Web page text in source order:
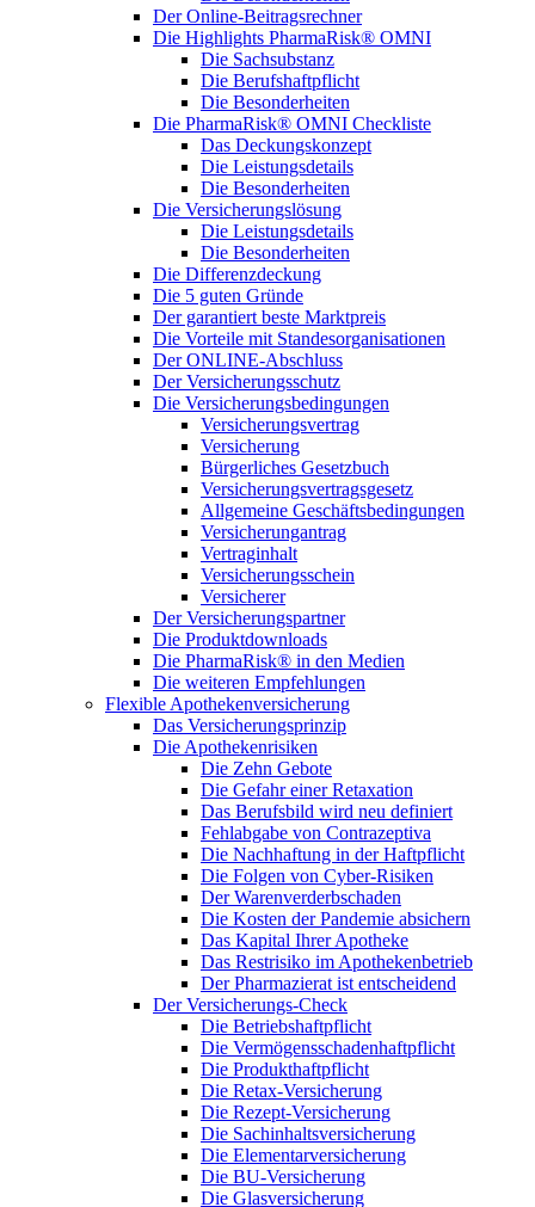
Der Online-Beitragsrechner
Die Highlights PharmaRisk® OMNI
Die Sachsubstanz
Die Berufshaftpflicht
Die Besonderheiten
Die PharmaRisk® OMNI Checkliste
Das Deckungskonzept
Die Leistungsdetails
Die Besonderheiten
Die Versicherungslösung
Die Leistungsdetails
Die Besonderheiten
Die Differenzdeckung
Die 5 guten Gründe
Der garantiert beste Marktpreis
Die Vorteile mit Standesorganisationen
Der ONLINE-Abschluss
Der Versicherungsschutz
Die Versicherungsbedingungen
Versicherungsvertrag
Versicherung
Bürgerliches Gesetzbuch
Versicherungsvertragsgesetz
Allgemeine Geschäftsbedingungen
Versicherungantrag
Vertraginhalt
Versicherungsschein
Versicherer
Der Versicherungspartner
Die Produktdownloads
Die PharmaRisk® in den Medien
Die weiteren Empfehlungen
Flexible Apothekenversicherung
Das Versicherungsprinzip
Die Apothekenrisiken
Die Zehn Gebote
Die Gefahr einer Retaxation
Das Berufsbild wird neu definiert
Fehlabgabe von Contrazeptiva
Die Nachhaftung in der Haftpflicht
Die Folgen von Cyber-Risiken
Der Warenverderbschaden
Die Kosten der Pandemie absichern
Das Kapital Ihrer Apotheke
Das Restrisiko im Apothekenbetrieb
Der Pharmazierat ist entscheidend
Der Versicherungs-Check
Die Betriebshaftpflicht
Die Vermögensschadenhaftpflicht
Die Produkthaftpflicht
Die Retax-Versicherung
Die Rezept-Versicherung
Die Sachinhaltsversicherung
Die Elementarversicherung
Die BU-Versicherung
Die Glasversicherung